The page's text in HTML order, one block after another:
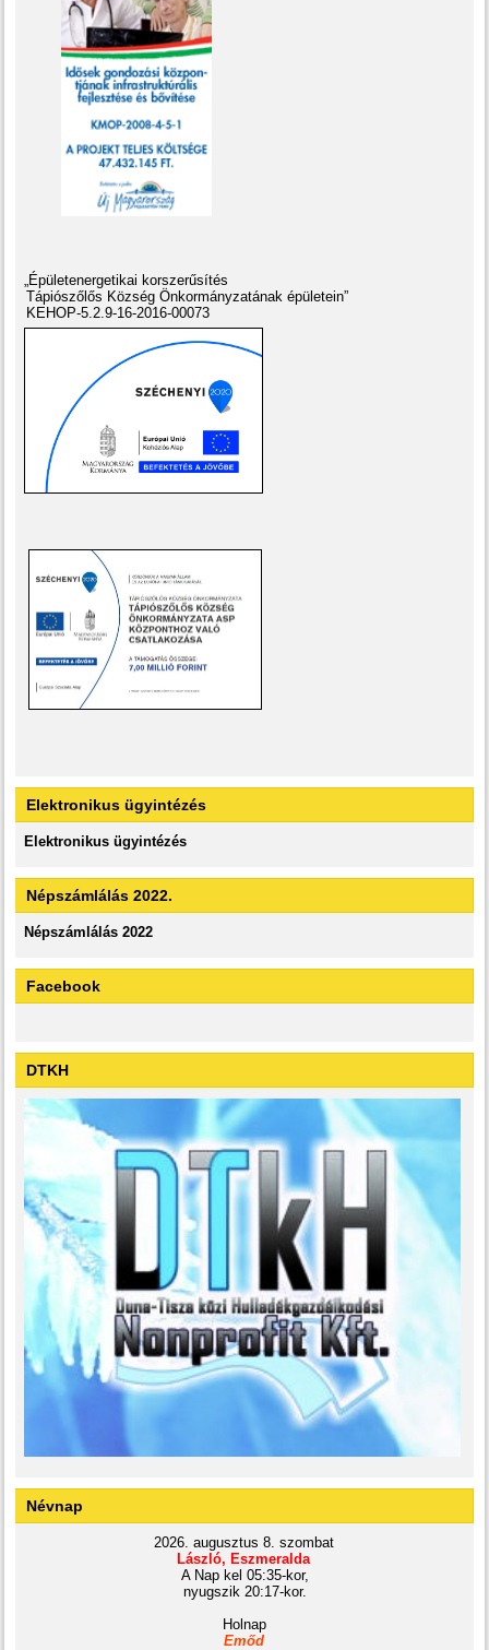
„Épületenergetikai korszerűsítés
Tápiószőlős Község Önkormányzatának épületein”
KEHOP-5.2.9-16-2016-00073
Elektronikus ügyintézés
Elektronikus ügyintézés
Népszámlálás 2022.
Népszámlálás 2022
Facebook
DTKH
Névnap
2026. augusztus 8. szombat
László, Eszmeralda
A Nap kel 05:35-kor,
nyugszik 20:17-kor.
Holnap
Emőd